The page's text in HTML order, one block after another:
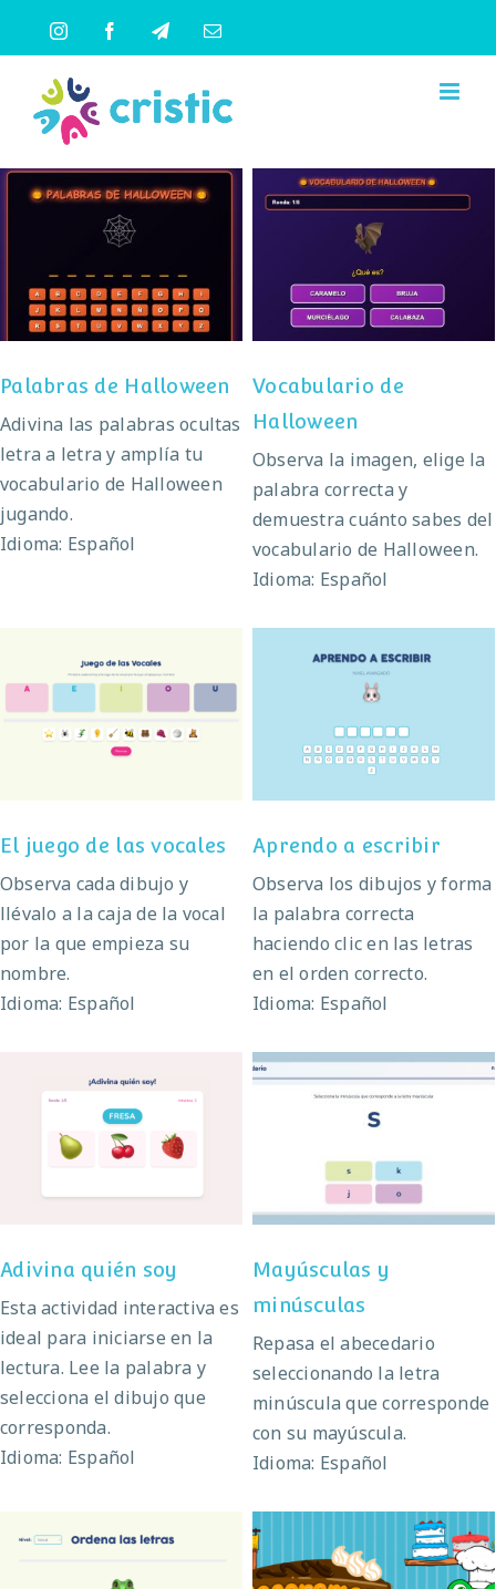
contenido
InstagramFacebookTelegramCorreo
Palabras de
Halloween
Palabras de Halloween
Adivina las palabras ocultas
letra a letra y amplía tu
vocabulario de Halloween
jugando.
Idioma: Español
Vocabulario de
Halloween
Vocabulario de
Halloween
Observa la imagen, elige la
palabra correcta y
demuestra cuánto sabes del
vocabulario de Halloween.
Idioma: Español
vocales
El juego de las vocales
Observa cada dibujo y
llévalo a la caja de la vocal
por la que empieza su
nombre.
Idioma: Español
Aprendo a escribir
Observa los dibujos y forma
la palabra correcta
haciendo clic en las letras
en el orden correcto.
Idioma: Español
Adivina quién soy
Adivina quién soy
Esta actividad interactiva es
ideal para iniciarse en la
lectura. Lee la palabra y
selecciona el dibujo que
corresponda.
Idioma: Español
Mayúsculas y
minúsculas
Mayúsculas y
minúsculas
Repasa el abecedario
seleccionando la letra
minúscula que corresponde
con su mayúscula.
Idioma: Español